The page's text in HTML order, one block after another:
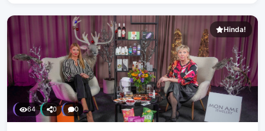
Hinda!
64 0 0